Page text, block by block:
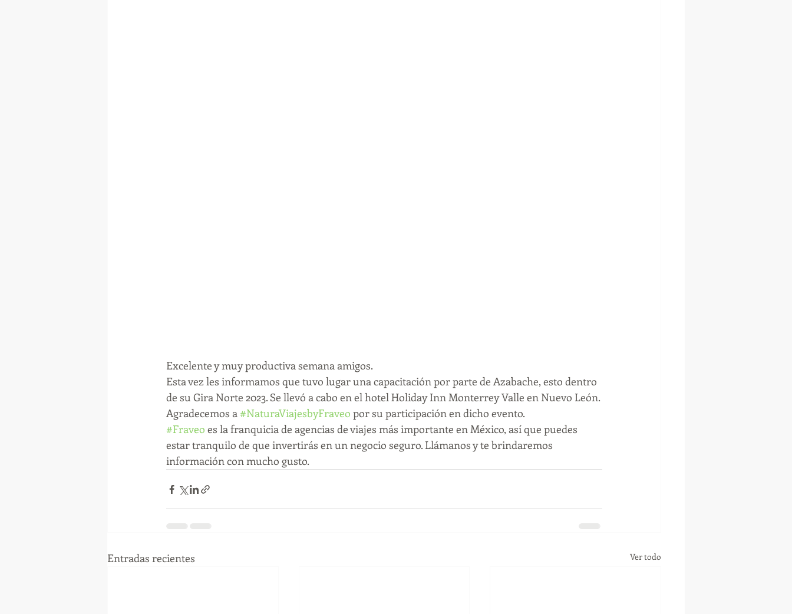
Excelente y muy productiva semana amigos.
Esta vez les informamos que tuvo lugar una capacitación por parte de Azabache, esto dentro
de su Gira Norte 2023. Se llevó a cabo en el hotel Holiday Inn Monterrey Valle en Nuevo León.
Agradecemos a #NaturaViajesbyFraveo por su participación en dicho evento.
#Fraveo es la franquicia de agencias de viajes más importante en México, así que puedes
estar tranquilo de que invertirás en un negocio seguro. Llámanos y te brindaremos
información con mucho gusto.
Entradas recientes Ver todo